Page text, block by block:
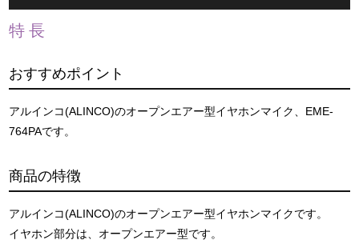
特長
おすすめポイント
アルインコ(ALINCO)のオープンエアー型イヤホンマイク、EME-
764PAです。
商品の特徴
アルインコ(ALINCO)のオープンエアー型イヤホンマイクです。
イヤホン部分は、オープンエアー型です。